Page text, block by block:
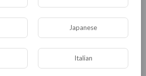
Japanese
Italian